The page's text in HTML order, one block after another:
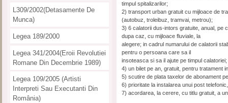
timpul spitalizarilor;
2) transport urban gratuit cu mijloace de
(autobuz, troleibuz, tramvai, metrou);
3) 6 calatorii dus-intors gratuite, anual, pe
dupa caz, cu mijloace fluviale, la
alegere; in cadrul numarului de calatorii
pentru o persoana care sa il
insoteasca si sa il ajute pe timpul calatoriei;
4) un bilet pe an, gratuit, pentru tratament
5) scutire de plata taxelor de abonament
6) prioritate la instalarea unui post
7) acordarea, la cerere, cu titlu gratuit, a
L309/2002(detasamente De
Munca)
Legea 189/2000
Legea 341/2004(eroii Revolutiei
Romane Din Decembrie 1989)
Legea 109/2005 (artisti
Interpreti Sau Executanti Din
România)